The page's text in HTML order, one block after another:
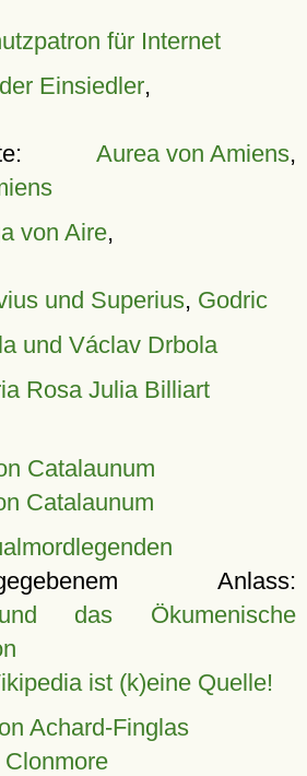
für Internet
Einsiedler,
Aurea von Amiens,
von Aire,
und Superius, Godric
und Václav Drbola
Rosa Julia Billiart
Catalaunum
Catalaunum
Anlass:
das Ökumenische
ist (k)eine Quelle!
Achard-Finglas